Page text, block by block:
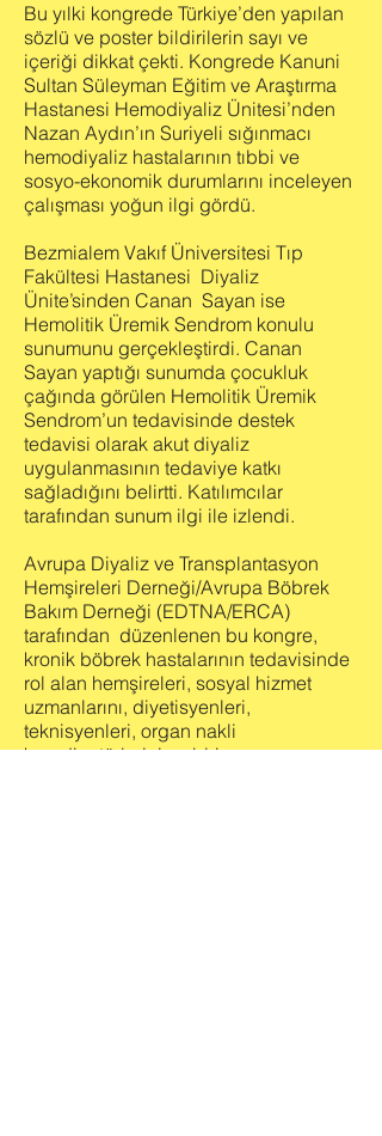
Bu yılki kongrede Türkiye’den yapılan
sözlü ve poster bildirilerin sayı ve
içeriği dikkat çekti. Kongrede Kanuni
Sultan Süleyman Eğitim ve Araştırma
Hastanesi Hemodiyaliz Ünitesi’nden
Nazan Aydın’ın Suriyeli sığınmacı
hemodiyaliz hastalarının tıbbi ve
sosyo-ekonomik durumlarını inceleyen
çalışması yoğun ilgi gördü.
Bezmialem Vakıf Üniversitesi Tıp
Fakültesi Hastanesi Diyaliz
Ünite’sinden Canan Sayan ise
Hemolitik Üremik Sendrom konulu
sunumunu gerçekleştirdi. Canan
Sayan yaptığı sunumda çocukluk
çağında görülen Hemolitik Üremik
Sendrom’un tedavisinde destek
tedavisi olarak akut diyaliz
uygulanmasının tedaviye katkı
sağladığını belirtti. Katılımcılar
tarafından sunum ilgi ile izlendi.
Avrupa Diyaliz ve Transplantasyon
Hemşireleri Derneği/Avrupa Böbrek
Bakım Derneği (EDTNA/ERCA)
tarafından düzenlenen bu kongre,
kronik böbrek hastalarının tedavisinde
rol alan hemşireleri, sosyal hizmet
uzmanlarını, diyetisyenleri,
teknisyenleri, organ nakli
koordinatörlerini ve birim